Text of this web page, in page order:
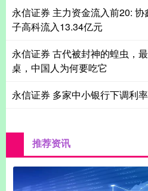
永信证券 主力资金流入前20:
子高科流入13.34亿元
永信证券 古代被封神的蝗虫，
桌，中国人为何要吃它
永信证券 多家中小银行下调利
推荐资讯